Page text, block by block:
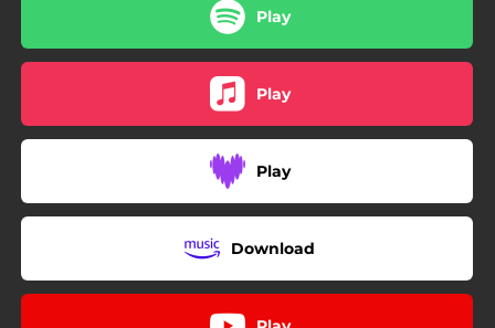
Play
Play
Play
Download